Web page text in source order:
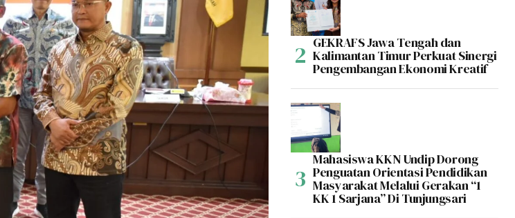
GEKRAFS Jawa Tengah dan
Kalimantan Timur Perkuat Sinergi
Pengembangan Ekonomi Kreatif
Mahasiswa KKN Undip Dorong
Penguatan Orientasi Pendidikan
Masyarakat Melalui Gerakan “1
KK 1 Sarjana” Di Tunjungsari